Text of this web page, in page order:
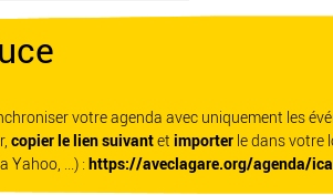
votre agenda avec uniquement les
copier le lien suivantet importer le dans votre
Yahoo, ...) : https://aveclagare.org/agenda/